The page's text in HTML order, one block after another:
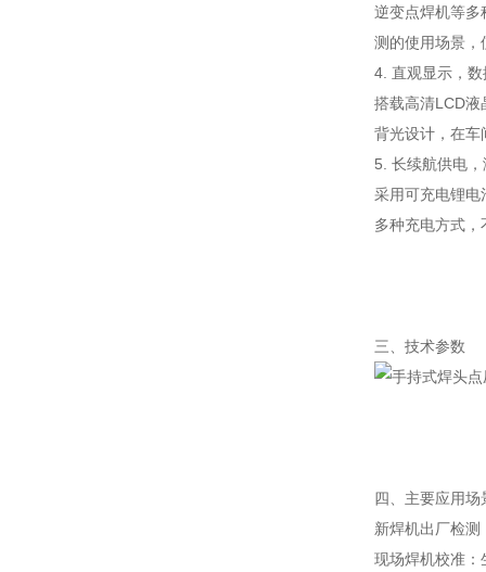
逆变点焊机等多
测的使用场景，
4. 直观显示，
搭载高清LCD液
背光设计，在车
5. 长续航供电
采用可充电锂电
多种充电方式
三、技术参数
四、主要应用场
新焊机出厂检
现场焊机校准：